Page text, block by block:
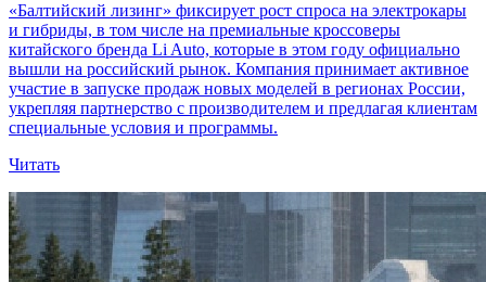
«Балтийский лизинг» фиксирует рост спроса на электрокары
и гибриды, в том числе на премиальные кроссоверы
китайского бренда Li Auto, которые в этом году официально
вышли на российский рынок. Компания принимает активное
участие в запуске продаж новых моделей в регионах России,
укрепляя партнерство с производителем и предлагая клиентам
специальные условия и программы.
Читать